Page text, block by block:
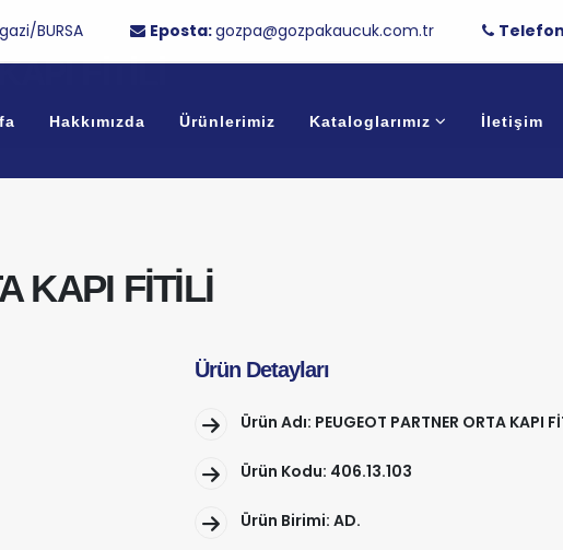
BURSA Eposta:gozpa@gozpakaucuk.com.tr
Hakkımızda Ürünlerimiz Kataloglarımız İletişim
FİTİLİ
KAPI FİTİLİ
Ürün Detayları
Ürün Adı: PEUGEOT PARTNER ORTA KAPI
Ürün Kodu: 406.13.103
Ürün Birimi: AD.